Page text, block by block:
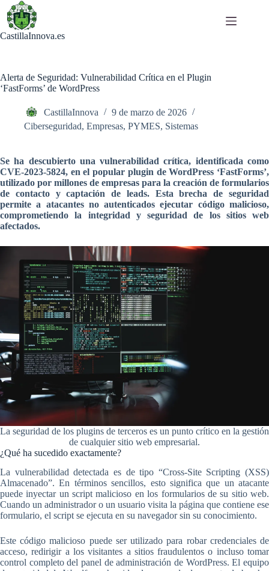
Saltar
contenido
CastillaInnova.es
Alerta de Seguridad: Vulnerabilidad Crítica en el Plugin
‘FastForms’ de WordPress
CastillaInnova
9 de marzo de 2026
Ciberseguridad, Empresas, PYMES, Sistemas
Se ha descubierto una vulnerabilidad crítica, identificada como
CVE-2023-5824, en el popular plugin de WordPress ‘FastForms’,
utilizado por millones de empresas para la creación de formularios
de contacto y captación de leads. Esta brecha de seguridad
permite a atacantes no autenticados ejecutar código malicioso,
comprometiendo la integridad y seguridad de los sitios web
afectados.
La seguridad de los plugins de terceros es un punto crítico en la gestión
de cualquier sitio web empresarial.
¿Qué ha sucedido exactamente?
La vulnerabilidad detectada es de tipo “Cross-Site Scripting (XSS)
Almacenado”. En términos sencillos, esto significa que un atacante
puede inyectar un script malicioso en los formularios de su sitio web.
Cuando un administrador o un usuario visita la página que contiene ese
formulario, el script se ejecuta en su navegador sin su conocimiento.
Este código malicioso puede ser utilizado para robar credenciales de
acceso, redirigir a los visitantes a sitios fraudulentos o incluso tomar
control completo del panel de administración de WordPress. El equipo